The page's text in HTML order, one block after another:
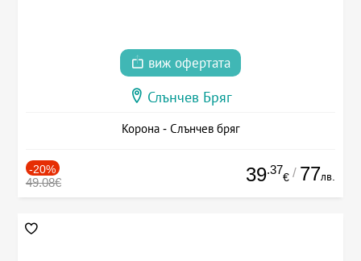
виж офертата
Слънчев Бряг
Корона - Слънчев бряг
-20%
49.08€ 39.37
€ / 77лв.